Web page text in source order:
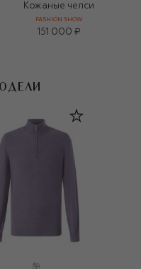
Кожаные челси
FASHION SHOW
151 000 ₽